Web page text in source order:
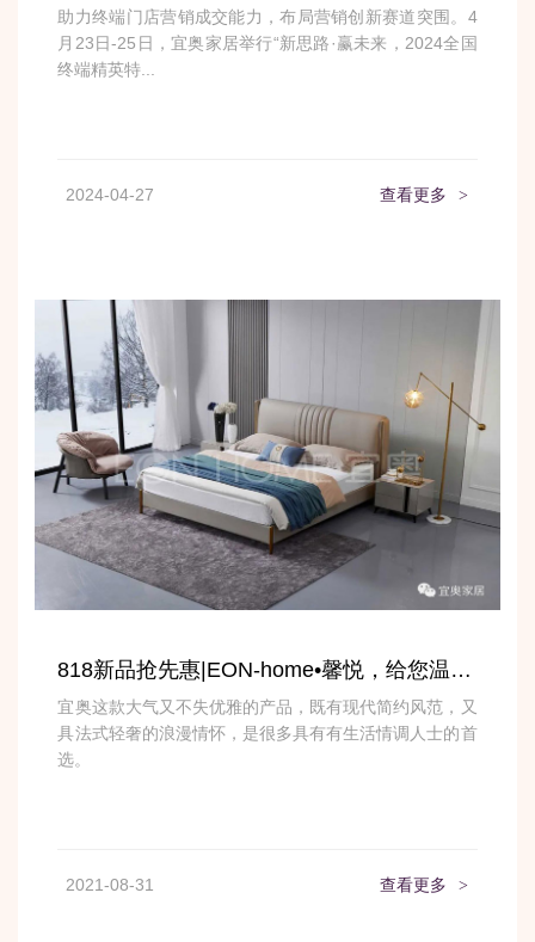
助力终端门店营销成交能力，布局营销创新赛道突围。4
月23日-25日，宜奥家居举行“新思路·赢未来，2024全国
终端精英特...
2024-04-27 查看更多 >
818新品抢先惠|EON-home•馨悦，给您温柔怀抱
宜奥这款大气又不失优雅的产品，既有现代简约风范，又
具法式轻奢的浪漫情怀，是很多具有有生活情调人士的首
选。
2021-08-31 查看更多 >